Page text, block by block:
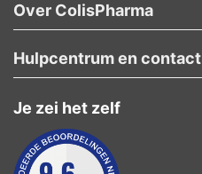
Over ColisPharma
Je zei het zelf
Hulpcentrum en contact